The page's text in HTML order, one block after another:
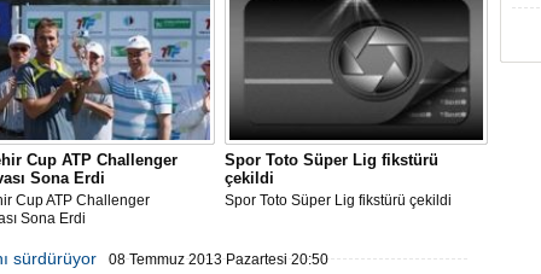
Cup ATP Challenger
Sona Erdi
Cup ATP Challenger
Sona Erdi
Spor Toto Süper Lig fikstürü
çekildi
Spor Toto Süper Lig fikstürü çekildi
sürdürüyor 08 Temmuz 2013 Pazartesi 20:50